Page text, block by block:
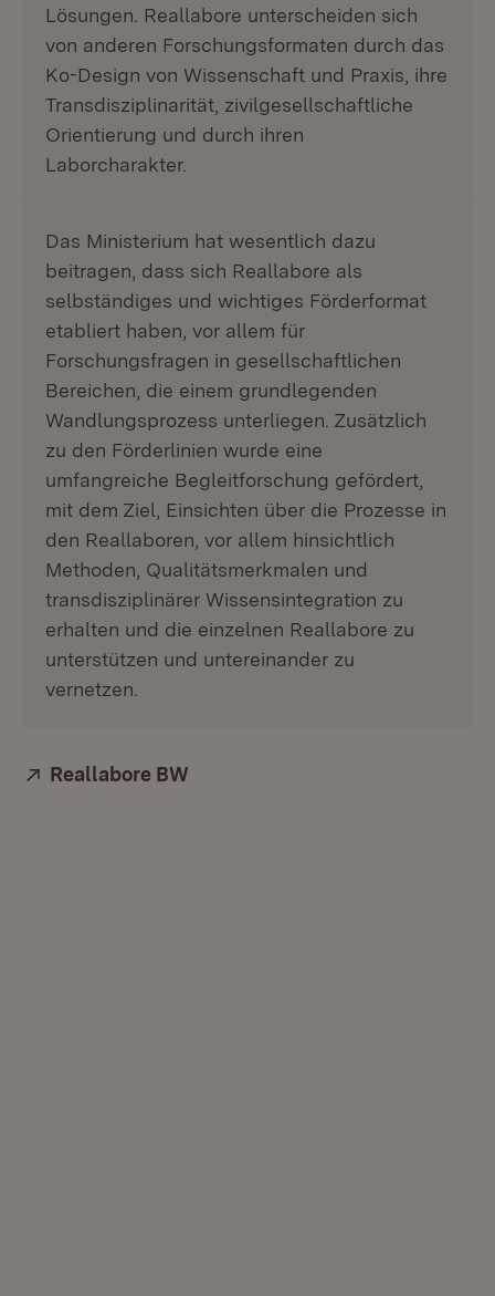
Lösungen. Reallabore unterscheiden sich
von anderen Forschungsformaten durch das
Ko-Design von Wissenschaft und Praxis, ihre
Transdisziplinarität, zivilgesellschaftliche
Orientierung und durch ihren
Laborcharakter.
Das Ministerium hat wesentlich dazu
beitragen, dass sich Reallabore als
selbständiges und wichtiges Förderformat
etabliert haben, vor allem für
Forschungsfragen in gesellschaftlichen
Bereichen, die einem grundlegenden
Wandlungsprozess unterliegen. Zusätzlich
zu den Förderlinien wurde eine
umfangreiche Begleitforschung gefördert,
mit dem Ziel, Einsichten über die Prozesse in
den Reallaboren, vor allem hinsichtlich
Methoden, Qualitätsmerkmalen und
transdisziplinärer Wissensintegration zu
erhalten und die einzelnen Reallabore zu
unterstützen und untereinander zu
vernetzen.
Extern:
Reallabore BW